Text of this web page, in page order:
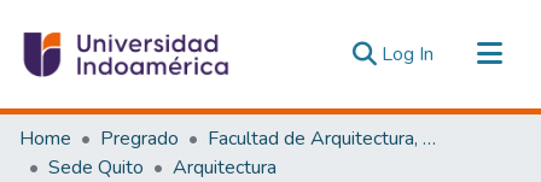
Log In (current)
Communities & Collections
All of DSpace
Home Pregrado
Facultad de Arquitectura, Artes y Diseño
Sede Quito
Arquitectura